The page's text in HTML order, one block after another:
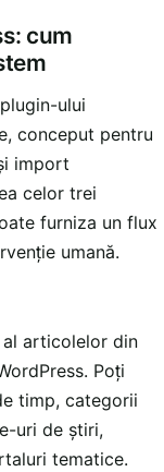
cum
ului
conceput pentru
import
celor trei
furniza un flux
umană.
articolelor din
Poți
timp, categorii
uri de știri,
tematice.